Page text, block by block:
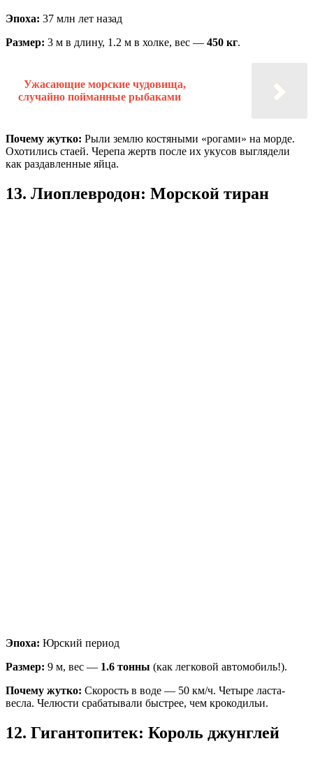
Эпоха: 37 млн лет назад
Размер: 3 м в длину, 1.2 м в холке, вес — 450 кг.
Ужасающие морские чудовища,
случайно пойманные рыбаками
Почему жутко: Рыли землю костяными «рогами» на морде.
Охотились стаей. Черепа жертв после их укусов выглядели
как раздавленные яйца.
13. Лиоплевродон: Морской тиран
Эпоха: Юрский период
Размер: 9 м, вес — 1.6 тонны (как легковой автомобиль!).
Почему жутко: Скорость в воде — 50 км/ч. Четыре ласта-
весла. Челюсти срабатывали быстрее, чем крокодильи.
12. Гигантопитек: Король джунглей